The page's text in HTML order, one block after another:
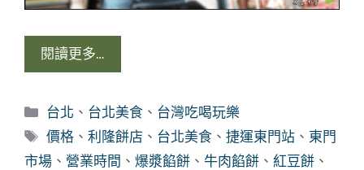
閱讀更多…
分
類
台北 、 台北美食 、 台灣吃喝玩樂
標
籤
價格 、利隆餅店 、 台北美食 、捷運東門站 、 東門
市場 、 營業時間 、 爆漿餡餅 、 牛肉餡餅 、 紅豆餅 、